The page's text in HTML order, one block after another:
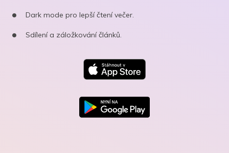
Dark mode pro lepší čtení večer.
Sdílení a záložkování článků.